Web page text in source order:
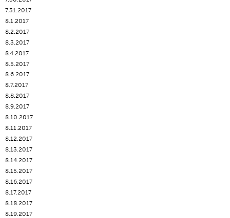
7.31.2017
8.1.2017
8.2.2017
8.3.2017
8.4.2017
8.5.2017
8.6.2017
8.7.2017
8.8.2017
8.9.2017
8.10.2017
8.11.2017
8.12.2017
8.13.2017
8.14.2017
8.15.2017
8.16.2017
8.17.2017
8.18.2017
8.19.2017